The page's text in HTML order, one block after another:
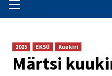
Menu
2025 EKSÜ Kuukiri
Märtsi